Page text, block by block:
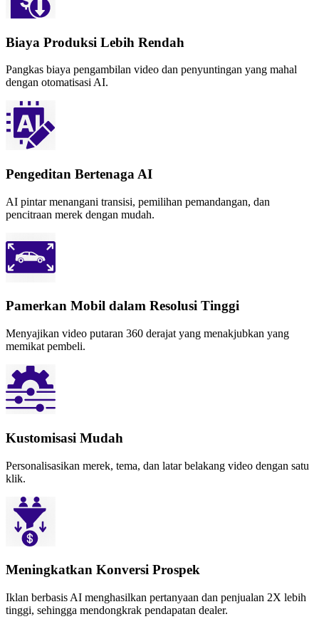
Biaya Produksi Lebih Rendah
Pangkas biaya pengambilan video dan penyuntingan yang mahal
dengan otomatisasi AI.
Pengeditan Bertenaga AI
AI pintar menangani transisi, pemilihan pemandangan, dan
pencitraan merek dengan mudah.
Pamerkan Mobil dalam Resolusi Tinggi
Menyajikan video putaran 360 derajat yang menakjubkan yang
memikat pembeli.
Kustomisasi Mudah
Personalisasikan merek, tema, dan latar belakang video dengan satu
klik.
Meningkatkan Konversi Prospek
Iklan berbasis AI menghasilkan pertanyaan dan penjualan 2X lebih
tinggi, sehingga mendongkrak pendapatan dealer.